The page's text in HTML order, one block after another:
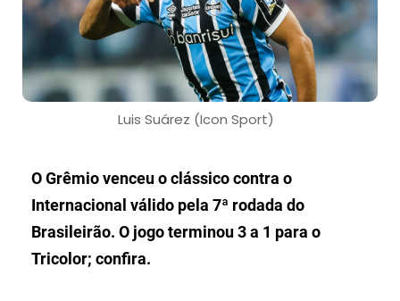
Luis Suárez (Icon Sport)
O Grêmio venceu o clássico contra o
Internacional válido pela 7ª rodada do
Brasileirão. O jogo terminou 3 a 1 para o
Tricolor; confira.